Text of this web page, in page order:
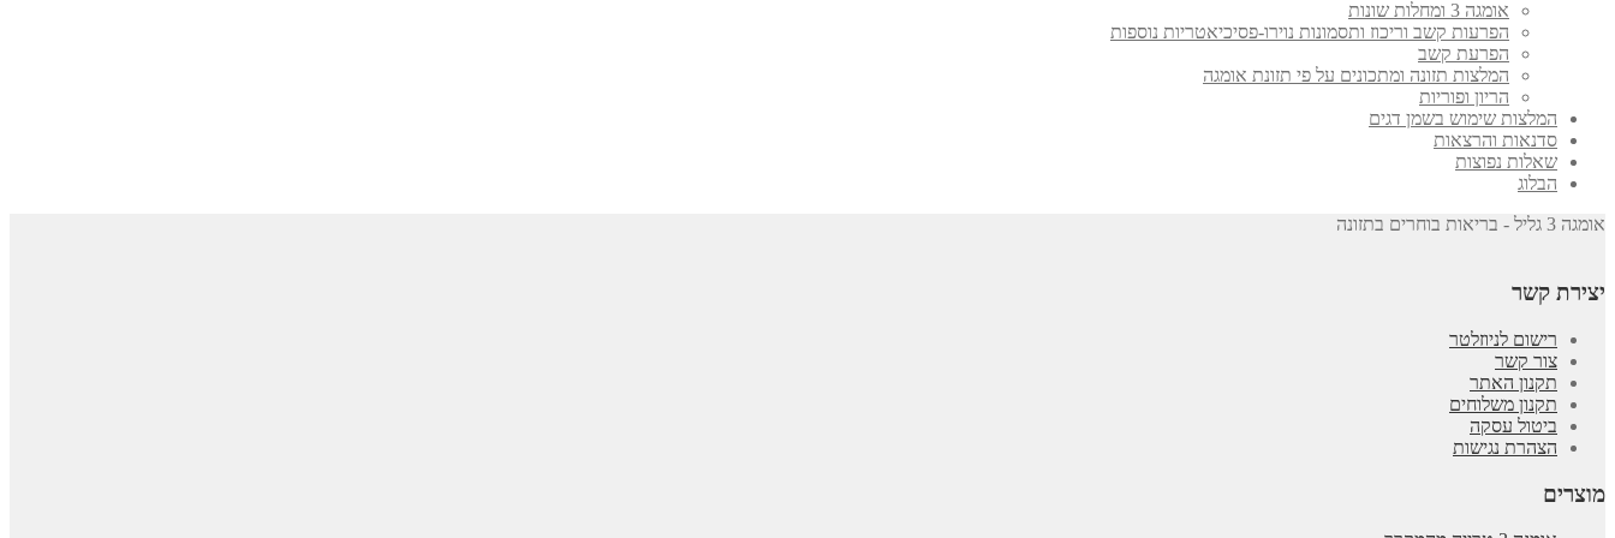
אומגה 3 ומחלות שונות
הפרעות קשב וריכוז ותסמונות נוירו-פסיכיאטריות נוספות
הפרעת קשב
המלצות תזונה ומתכונים על פי תזונת אומגה
הריון ופוריות
המלצות שימוש בשמן דגים
סדנאות והרצאות
שאלות נפוצות
הבלוג
אומגה 3 גליל - בריאות בוחרים בתזונה
יצירת קשר
רישום לניוזלטר
צור קשר
תקנון האתר
תקנון משלוחים
ביטול עסקה
הצהרת נגישות
מוצרים